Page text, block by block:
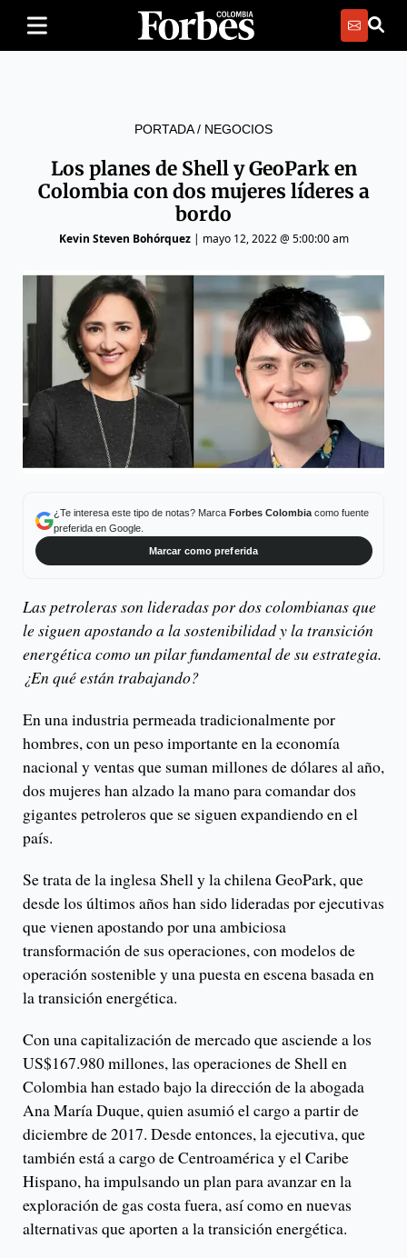
PORTADA/ NEGOCIOS
Los planes de Shell y GeoPark en
Colombia con dos mujeres líderes a
bordo
Kevin Steven Bohórquez| mayo 12, 2022 @ 5:00:00 am
¿Te interesa este tipo de notas? Marca Forbes Colombiacomo fuente
preferida en Google.
Marcar como preferida
Las petroleras son lideradas por dos colombianas que
le siguen apostando a la sostenibilidad y la transición
energética como un pilar fundamental de su estrategia.
¿En qué están trabajando?
En una industria permeada tradicionalmente por
hombres, con un peso importante en la economía
nacional y ventas que suman millones de dólares al año,
dos mujeres han alzado la mano para comandar dos
gigantes petroleros que se siguen expandiendo en el
país.
Se trata de la inglesa Shell y la chilena GeoPark, que
desde los últimos años han sido lideradas por ejecutivas
que vienen apostando por una ambiciosa
transformación de sus operaciones, con modelos de
operación sostenible y una puesta en escena basada en
la transición energética.
Con una capitalización de mercado que asciende a los
US$167.980 millones, las operaciones de Shell en
Colombia han estado bajo la dirección de la abogada
Ana María Duque, quien asumió el cargo a partir de
diciembre de 2017. Desde entonces, la ejecutiva, que
también está a cargo de Centroamérica y el Caribe
Hispano, ha impulsando un plan para avanzar en la
exploración de gas costa fuera, así como en nuevas
alternativas que aporten a la transición energética.